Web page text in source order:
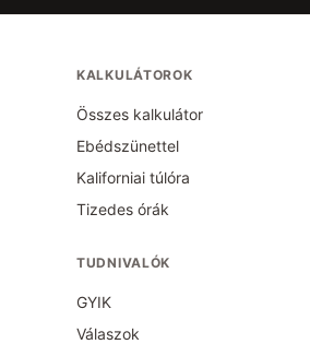
KALKULÁTOROK
Összes kalkulátor
Ebédszünettel
Kaliforniai túlóra
Tizedes órák
TUDNIVALÓK
GYIK
Válaszok